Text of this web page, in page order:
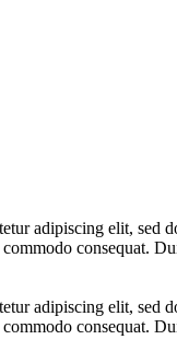
adipiscing elit, sed
consequat.
adipiscing elit, sed
consequat.